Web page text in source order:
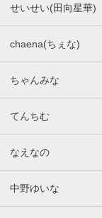
せいせい(田向星華)
chaena(ちぇな)
ちゃんみな
てんちむ
なえなの
中野ゆいな